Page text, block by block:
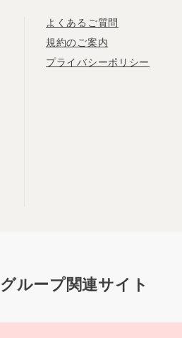
よくあるご質問
規約のご案内
プライバシーポリシー
ループ関連サイト